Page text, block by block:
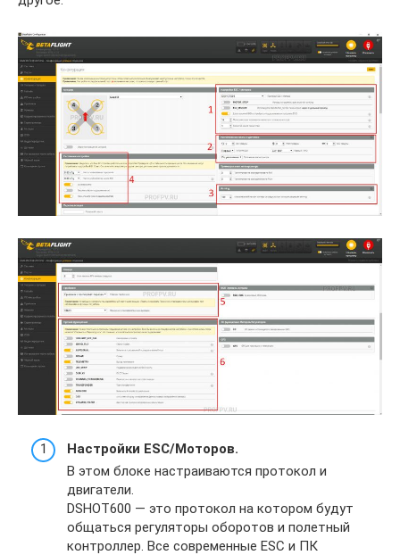
Настройки ESC/Моторов.
В этом блоке настраиваются протокол и
двигатели.
DSHOT600 — это протокол на котором будут
общаться регуляторы оборотов и полетный
контроллер. Все современные ESC и ПК